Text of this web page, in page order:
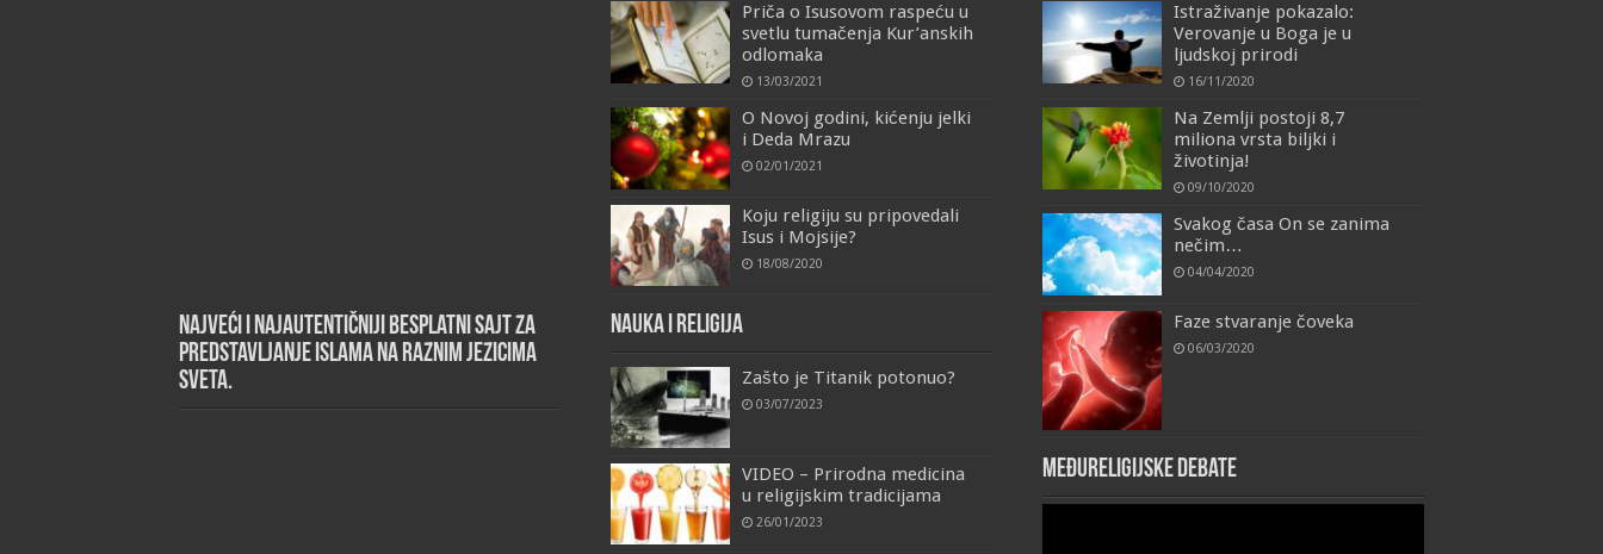
Najveći i najautentičniji besplatni sajt za
predstavljanje islama na raznim jezicima
sveta.
Priča o Isusovom raspeću u
svetlu tumačenja Kur’anskih
odlomaka
13/03/2021
O Novoj godini, kićenju jelki
i Deda Mrazu
02/01/2021
Koju religiju su pripovedali
Isus i Mojsije?
18/08/2020
Nauka i religija
Zašto je Titanik potonuo?
03/07/2023
VIDEO – Prirodna medicina
u religijskim tradicijama
26/01/2023
Istraživanje pokazalo:
Verovanje u Boga je u
ljudskoj prirodi
16/11/2020
Na Zemlji postoji 8,7
miliona vrsta biljki i
životinja!
09/10/2020
Svakog časa On se zanima
nečim…
04/04/2020
Faze stvaranje čoveka
06/03/2020
Međureligijske debate